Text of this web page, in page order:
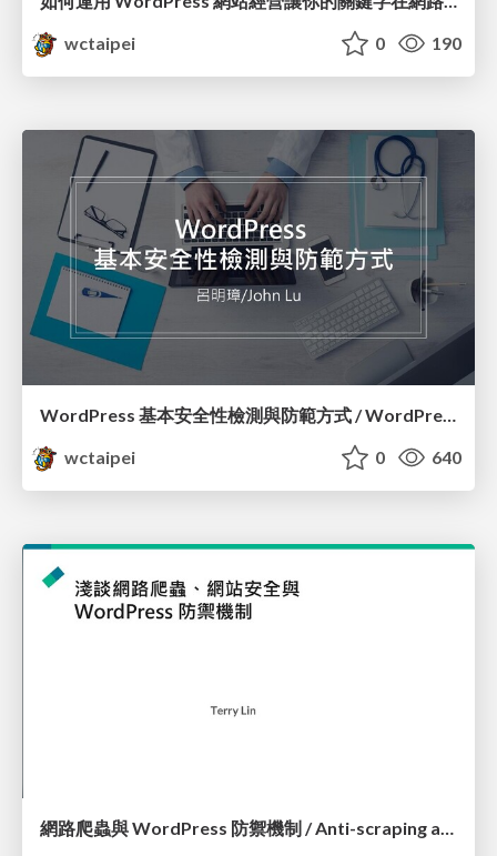
wctaipei
0 190
wctaipei
0 640
網路爬蟲與 WordPress 防禦機制 / Anti-scraping and WordPress Security Defence_Terry Lin